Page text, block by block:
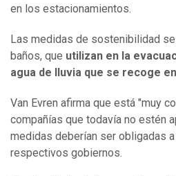
en los estacionamientos.
Las medidas de sostenibilidad
baños, que utilizan en la
agua de lluvia que se recoge
Van Evren afirma que está "muy
compañías que todavía no estén
medidas deberían ser obligadas
respectivos gobiernos.